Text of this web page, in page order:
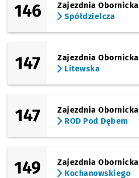
146
Zajezdnia Obornicka
Spółdzielcza
147
Zajezdnia Obornicka
Litewska
147
Zajezdnia Obornicka
ROD Pod Dębem
149
Zajezdnia Obornicka
Kochanowskiego